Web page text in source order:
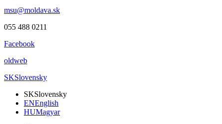
msu@moldava.sk
055 488 0211
Facebook
oldweb
SKSlovensky
SKSlovensky
ENEnglish
HUMagyar